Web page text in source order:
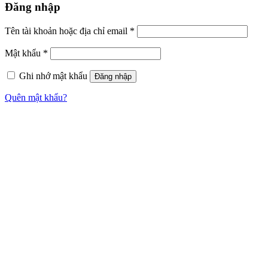
Đăng nhập
Tên tài khoản hoặc địa chỉ email *
Mật khẩu *
Ghi nhớ mật khẩu Đăng nhập
Quên mật khẩu?